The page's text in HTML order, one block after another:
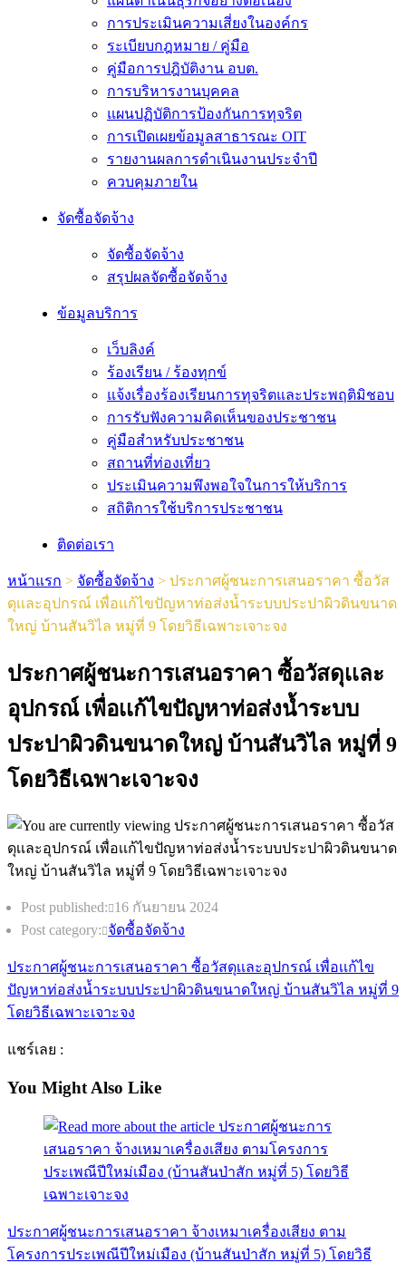
การประเมินความเสี่ยงในองค์กร
ระเบียบกฎหมาย / คู่มือ
คู่มือการปฎิบัติงาน อบต.
การบริหารงานบุคคล
แผนปฏิบัติการป้องกันการทุจริต
การเปิดเผยข้อมูลสาธารณะ OIT
รายงานผลการดำเนินงานประจำปี
ควบคุมภายใน
จัดซื้อจัดจ้าง
จัดซื้อจัดจ้าง
สรุปผลจัดซื้อจัดจ้าง
ข้อมูลบริการ
เว็บลิงค์
ร้องเรียน / ร้องทุกข์
แจ้งเรื่องร้องเรียนการทุจริตและประพฤติมิชอบ
การรับฟังความคิดเห็นของประชาชน
คู่มือสำหรับประชาชน
สถานที่ท่องเที่ยว
ประเมินความพึงพอใจในการให้บริการ
สถิติการใช้บริการประชาชน
ติดต่อเรา
หน้าแรก > จัดซื้อจัดจ้าง > ประกาศผู้ชนะการเสนอราคา ซื้อวัส
ดุเเละอุปกรณ์ เพื่อเเก้ไขปัญหาท่อส่งน้ำระบบประปาผิวดินขนาด
ใหญ่ บ้านสันวิไล หมู่ที่ 9 โดยวิธีเฉพาะเจาะจง
ประกาศผู้ชนะการเสนอราคา ซื้อวัสดุเเละ
อุปกรณ์ เพื่อเเก้ไขปัญหาท่อส่งน้ำระบบ
ประปาผิวดินขนาดใหญ่ บ้านสันวิไล หมู่ที่ 9
โดยวิธีเฉพาะเจาะจง
Post published: 16 กันยายน 2024
Post category: จัดซื้อจัดจ้าง
ประกาศผู้ชนะการเสนอราคา ซื้อวัสดุเเละอุปกรณ์ เพื่อเเก้ไข
ปัญหาท่อส่งน้ำระบบประปาผิวดินขนาดใหญ่ บ้านสันวิไล หมู่ที่ 9
โดยวิธีเฉพาะเจาะจง
แชร์เลย :
You Might Also Like
ประกาศผู้ชนะการเสนอราคา จ้างเหมาเครื่องเสียง ตาม
โครงการประเพณีปีใหม่เมือง (บ้านสันป่าสัก หมู่ที่ 5) โดยวิธี